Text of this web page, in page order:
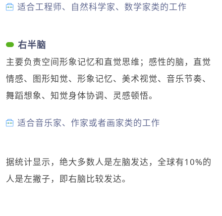
适合工程师、自然科学家、数学家类的工作
右半脑
主要负责空间形象记忆和直觉思维；感性的脑，直觉
情感、图形知觉、形象记忆、美术视觉、音乐节奏、
舞蹈想象、知觉身体协调、灵感顿悟。
适合音乐家、作家或者画家类的工作
据统计显示，绝大多数人是左脑发达，全球有10%的
人是左撇子，即右脑比较发达。